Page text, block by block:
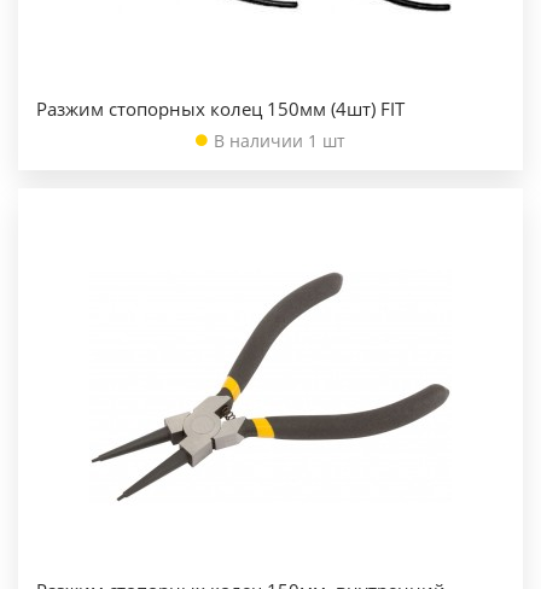
Разжим стопорных колец 150мм (4шт) FIT
В наличии 1 шт